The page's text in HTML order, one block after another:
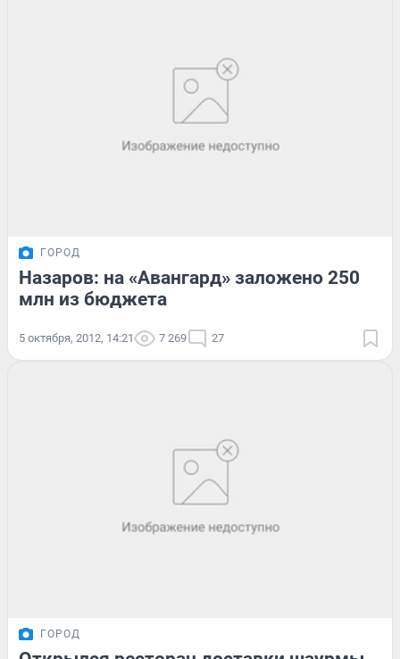
ГОРОД
Назаров: на «Авангард» заложено 250
млн из бюджета
5 октября, 2012, 14:21 7 269 27
ГОРОД